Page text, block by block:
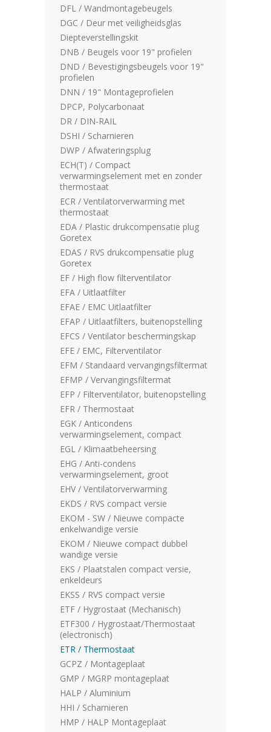
DFL / Wandmontagebeugels
DGC / Deur met veiligheidsglas
Diepteverstellingskit
DNB / Beugels voor 19" profielen
DND / Bevestigingsbeugels voor 19"
profielen
DNN / 19" Montageprofielen
DPCP, Polycarbonaat
DR / DIN-RAIL
DSHI / Scharnieren
DWP / Afwateringsplug
ECH(T) / Compact
verwarmingselement met en zonder
thermostaat
ECR / Ventilatorverwarming met
thermostaat
EDA / Plastic drukcompensatie plug
Goretex
EDAS / RVS drukcompensatie plug
Goretex
EF / High flow filterventilator
EFA / Uitlaatfilter
EFAE / EMC Uitlaatfilter
EFAP / Uitlaatfilters, buitenopstelling
EFCS / Ventilator beschermingskap
EFE / EMC, Filterventilator
EFM / Standaard vervangingsfiltermat
EFMP / Vervangingsfiltermat
EFP / Filterventilator, buitenopstelling
EFR / Thermostaat
EGK / Anticondens
verwarmingselement, compact
EGL / Klimaatbeheersing
EHG / Anti-condens
verwarmingselement, groot
EHV / Ventilatorverwarming
EKDS / RVS compact versie
EKOM - SW / Nieuwe compacte
enkelwandige versie
EKOM / Nieuwe compact dubbel
wandige versie
EKS / Plaatstalen compact versie,
enkeldeurs
EKSS / RVS compact versie
ETF / Hygrostaat (Mechanisch)
ETF300 / Hygrostaat/Thermostaat
(electronisch)
ETR / Thermostaat
GCPZ / Montageplaat
GMP / MGRP montageplaat
HALP / Aluminium
HHI / Scharnieren
HMP / HALP Montageplaat